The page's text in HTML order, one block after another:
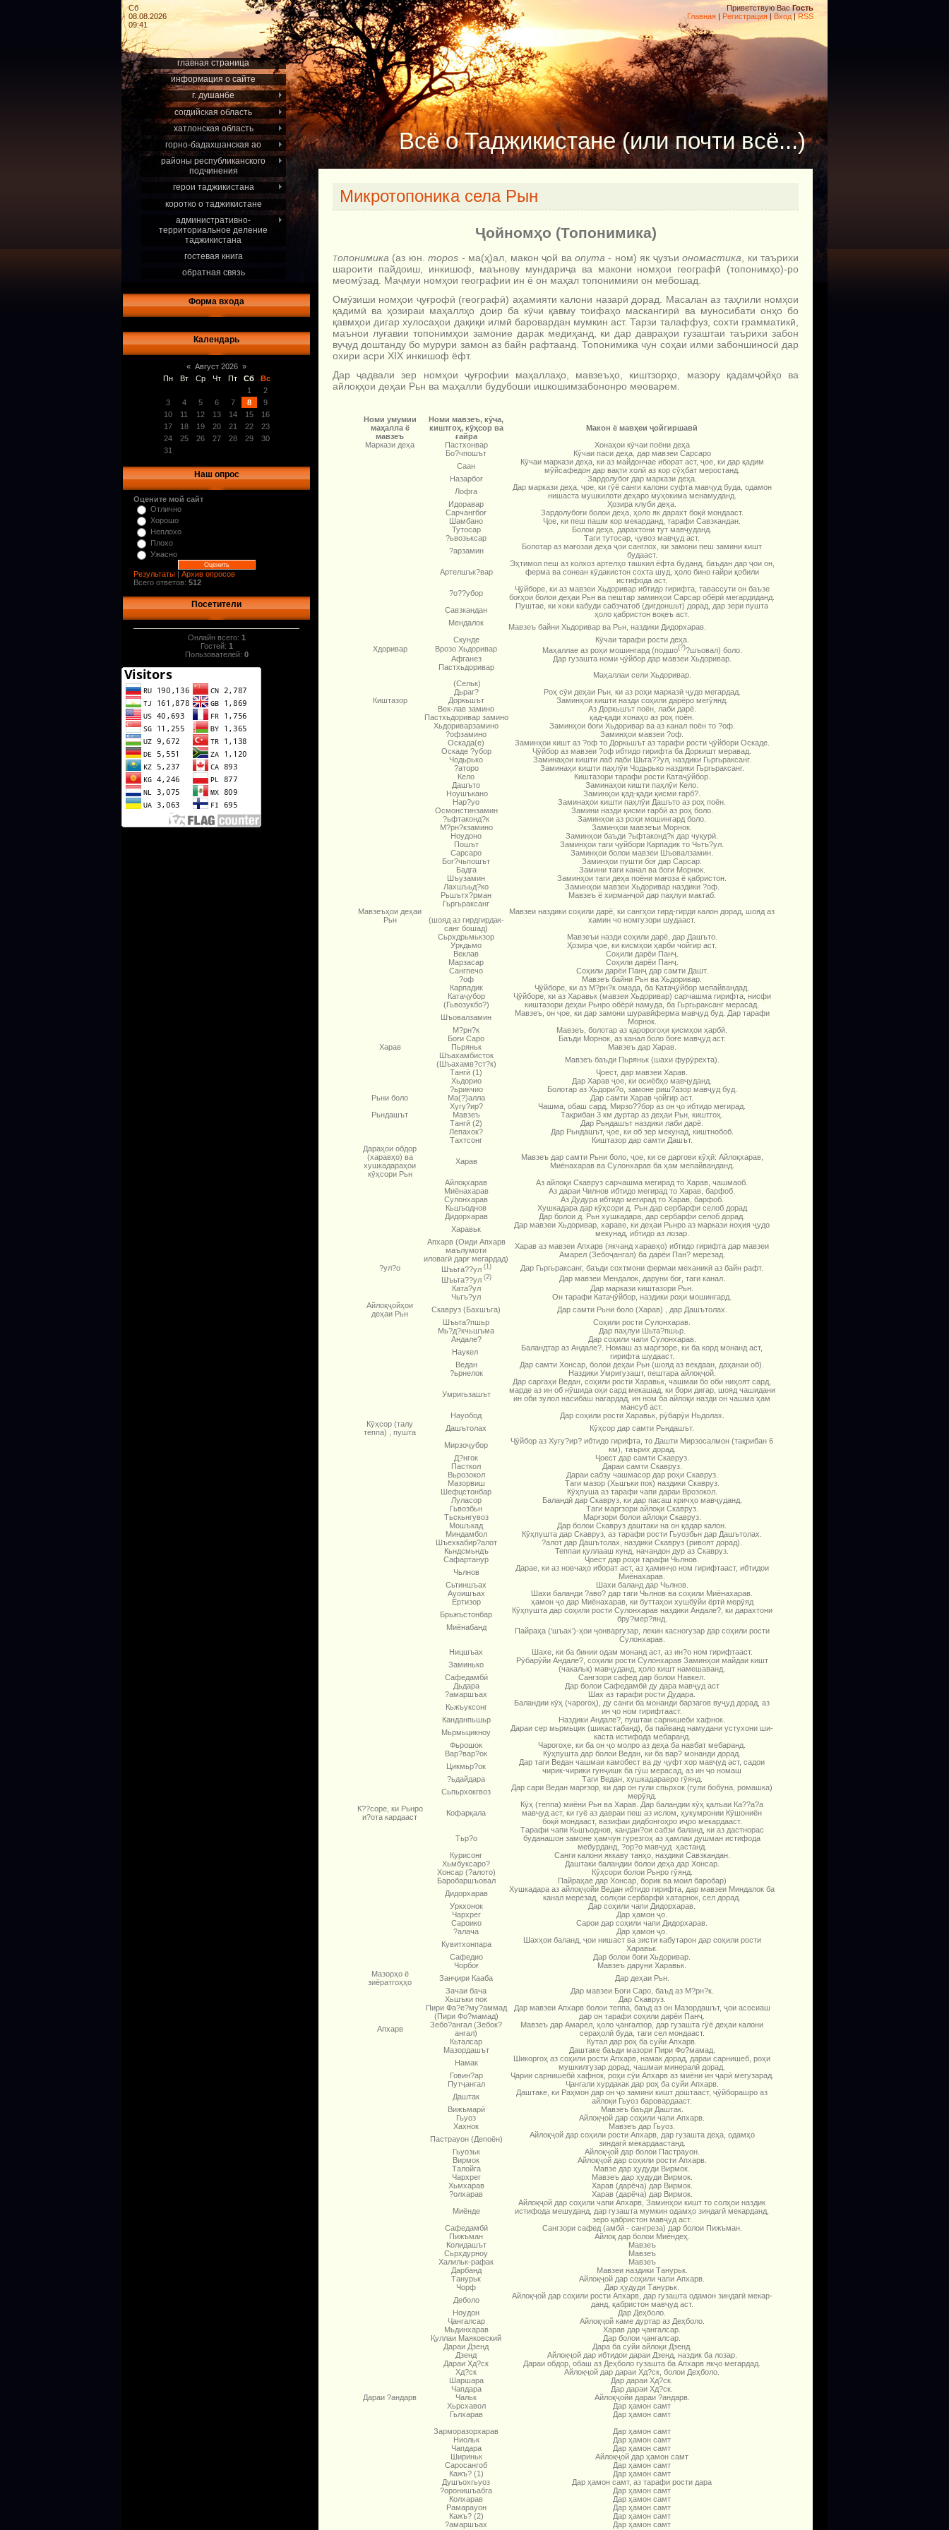
Сб
08.08.2026
09:41
Приветствую Вас Гость
Главная | Регистрация | Вход|RSS
главная страница
информация о сайте
г. душанбе
согдийская область
хатлонская область
горно-бадахшанская ао
районы республиканского
подчинения
герои таджикистана
коротко о таджикистане
административно-
территориальное деление
таджикистана
гостевая книга
обратная связь
Форма входа
Календарь
« Август 2026 »
Пн
Вт Ср Чт Пт Сб
Вс
1
2
3
4 5 6 7 8
9
10
11 12 13 14 15
16
17
18 19 20 21 22
23
24
25 26 27 28 29
30
31
Наш опрос
Оцените мой сайт
Отлично
Хорошо
Неплохо
Плохо
Ужасно
Результаты | Архив опросов
Всего ответов: 512
Посетители
Онлайн всего: 1
Гостей: 1
Пользователей: 0
Всё о Таджикистане (или почти всё...)
Микротопоника села Рын
Ҷойномҳо (Топонимика)
Топонимика (аз юн.тopos - ма(ҳ)ал, макон ҷой ва оnyma- ном) як ҷузъиономастика, ки таърихи
шароити пайдоиш, инкишоф, маънову мундариҷа ва макони номҳои географӣ (топонимҳо)-ро
меомӯзад. Маҷмуи номҳои географии ин ё он маҳал топонимияи он мебошад.
Омӯзиши номҳои ҷуғрофӣ (географӣ) аҳамияти калони назарӣ дорад. Масалан аз таҳлили номҳои
қадимӣ ва ҳозираи маҳаллҳо доир ба кӯчи қавму тоифаҳо маскангирӣ ва муносибати онҳо бо
қавмҳои дигар хулосаҳои дақиқи илмӣ баровардан мумкин аст. Тарзи талаффуз, сохти грамматикӣ,
маънои луғавии топонимҳои замоние дарак медиҳанд, ки дар давраҳои гузаштаи таърихи забон
вуҷуд доштанду бо мурури замон аз байн рафтаанд. Топонимика чун соҳаи илми забоншиносӣ дар
охири асри ХIХ инкишоф ёфт.
Дар ҷадвали зер номҳои ҷуғрофии маҳаллаҳо, мавзеъҳо, киштзорҳо, мазору қадамҷойҳо ва
айлоқҳои деҳаи Рьн ва маҳалли будубоши ишкошимзабононро меоварем.
Номи умумии
маҳалла ё
мавзеъ
Номи мавзеъ, кӯча,
киштгоҳ, кӯҳсор ва
ғайра
Макон ё мавҳеи ҷойгиршавӣ
Маркази деҳа
Пастхонвар
Хонаҳои кӯчаи поёни деҳа
Бо?чпошът
Кӯчаи паси деҳа, дар мавзеи Сарсаро
Саан
Кӯчаи маркази деҳа, ки аз майдончае иборат аст, ҷое, ки дар қадим
мӯйсафе­дон дар вақти холӣ аз кор сӯҳбат меростанд.
Назарбоғ
Зардолубоғ дар маркази деҳа.
Лофга
Дар маркази деҳа, ҷое, ки гӯё санги кало­ни суфта мавҷуд буда, одамон
нишаста мушкилоти деҳаро муҳоки­ма менаму­данд.
Идоравар
Ҳозира клуби деҳа.
Сарчангбоғ
Зардолубоғи болои деҳа, ҳоло як дарахт боқӣ мондааст.
Шамбано
Ҷое, ки пеш пашм кор мекарданд, тарафи Савзкандан.
Тутосар
Болои деҳа, дарахтони тут мавҷуданд.
?ьвозьксар
Таги тутосар, ҷувоз мавҷуд аст.
?арзамин
Болотар аз мағозаи деҳа ҷои санглох, ки замони пеш замини кишт
будааст.
Артелшък?вар
Эҳтимол пеш аз колхоз артелҳо ташкил ёфта буданд, баъдан дар ҷои он,
ферма ва сонеан кӯдак­истон сохта шуд, ҳоло бино ғайри қобили
истифода аст.
?о??убор
Ҷӯйборе, ки аз мавзеи Хьдоривар ибтидо гирифта, тавассути он баъзе
боғҳои болои деҳаи Рьн ва пештар заминҳои Сарсар обёрӣ мегарди­данд.
Савзкандан
Пуштае, ки хоки кабуди сабзчатоб (дигдон­шьт) дорад, дар зери пушта
ҳоло қабристон воқеъ аст.
Мендалок
Мавзеъ байни Хьдоривар ва Рьн, наздики Дидорхарав.
Скунде
Кӯчаи тарафи рости деҳа.
Хдоривар
Врозо Хьдоривар Маҳаллае аз роҳи мошингард (под­шо(?)?шъовал) боло.
Афганез
Дар гузашта номи ҷӯйбор дар мавзеи Хьдоривар.
Пастхьдоривар
(Сельк)
Маҳаллаи сели Хьдоривар.
Дьраг?
Роҳ сӯи деҳаи Рьн, ки аз роҳи мар­казӣ ҷудо мегардад.
Киштазор
Доркьшът
Заминҳои кишти назди соҳили дарёро мегӯянд.
Век-лав замино
Аз Доркьшът поён, лаби дарё.
Пастхьдоривар замино
қад-қади хонаҳо аз роҳ поён.
Хьдориварзамино
Заминҳои боғи Хьдоривар ва аз канал поён то ?оф.
?офзамино
Заминҳои мавзеи ?оф.
Оскада(е)
Заминҳои кишт аз ?оф то Доркьшът аз тарафи рости ҷӯйбори Оскаде.
Оскаде ?убор
Ҷӯйбор аз мавзеи ?оф ибтидо ги­риф­та ба Доркишт меравад.
Чодьрько
Заминаҳои кишти лаб лаби Шьта?­?ул, наздики Гьргьраксанг.
?аторо
Заминаҳи кишти паҳлӯи Чодьрько наздики Гьргьраксанг.
Кело
Киштазори тарафи рости Ката­ҷӯй­бор.
Дашъто
Заминаҳои кишти паҳлӯи Кело.
Ноушъкано
Заминҳои қад-қади қисми ғарб?.
Нар?уо
Заминаҳои кишти паҳлӯи Дашъто аз роҳ поён.
Осмонстинзамин
Замини назди қисми ғарбӣ аз роҳ боло.
?ьфтаконд?к
Заминҳои аз роҳи мошингард боло.
М?рн?кзамино
Заминҳои мавзеъи Морнок.
Ноудоно
Заминҳои баъди ?ьфтаконд?к дар чуқурӣ.
Пошът
Заминҳои таги ҷуйбори Карпадик то Чьтъ?ул.
Сарсаро
Заминҳои болои мавзеи Шъовалзамин.
Бог?чьпошът
Заминҳои пушти боғ дар Сарсар.
Бадга
Замини таги канал ва боги Морнок.
Шъузамин
Заминҳои таги деҳа поёни мағоза ё қабристон.
Лахшъьд?ко
Заминҳои мавзеи Хьдоривар наздики ?оф.
Рьшътх?рман
Мавзеъ ё хирманҷой дар паҳлуи мактаб.
Мавзеъҳои деҳаи
Рьн
Гьргьраксанг
(шояд аз гирд­­гирдак­
санг бошад)
Мавзеи наздики соҳили дарё, ки сангҳои гирд-гирди калон дорад, шояд аз
хамин чо номгузори шудааст.
Сьрхдрьмькзор
Мавзеъи назди соҳили дарё, дар Дашъто.
Уркдьмо
Ҳозира ҷое, ки кисмҳои ҳарби чойгир аст.
Веклав
Соҳили дарёи Панҷ.
Марзасар
Соҳили дарёи Панҷ.
Сангпечо
Соҳили дарёи Панҷ дар самти Дашт.
?оф
Мавзеъ байни Рьн ва Хьдоривар.
Карпадик
Ҷӯйборе, ки аз М?рн?к омада, ба Катаҷӯйбор мепайвандад.
Катаҷубор
(Гьвозукбо?)
Ҷӯйборе, ки аз Харавьк (мавзеи Хьдоривар) сарчашма гирифта, нисфи
киштазори деҳаи Рьнро обёрӣ намуда, ба Гьргьраксанг мерасад.
Шъовалзамин
Мавзеъ, он ҷое, ки дар замони шуравӣферма мавҷуд буд. Дар тарафи
Морнок.
М?рн?к
Мавзеъ, болотар аз қаророгоҳи қисмҳои ҳарбӣ.
Боғи Cаро
Баъди Морнок, аз канал боло боғе мавҷуд аст.
Харав
Пьряньк
Мавзеъ дар Харав.
Шъахамбисток
(Шъахамв?ст?к)
Мавзеъ баъди Пьряньк (шахи фурӯрехта).
Тангӣ (1)
Ҷоест, дар мавзеи Харав.
Хьдорио
Дар Харав ҷое, ки осиёбҳо мавҷуданд.
?ьрикчио
Болотар аз Хьдори?о, замоне риш?а­зор мавҷуд буд.
Рьни боло
Ма(?)алла
Дар самти Харав ҷойгир аст.
Хугу?ир?
Чашма, обаш сард, Мирзо??бор аз он ҷо ибтидо мегирад.
Рьндашът
Мавзеъ
Тақрибан 3 км дуртар аз деҳаи Рьн, киштгоҳ.
Тангӣ (2)
Дар Рьндашът наздики лаби дарё.
Лепахок?
Дар Рьндашът, ҷое, ки об зер мекунад, киштнобоб.
Тахтсонг
Киштазор дар самти Дашът.
Дараҳои обдор
(харавҳо) ва
хушка­дараҳои
кӯҳсори Рьн
Харав
Мавзеъ дар самти Рьни боло, ҷое, ки се даргови кӯҳӣ: Айлоқхарав,
Миёнахарав ва Сулонхарав ба ҳам мепайванданд.
Айлоқхарав
Аз айлоқи Скавруз сарчашма мегирад то Харав, чашмаоб.
Миёнахарав
Аз дараи Чилнов ибтидо мегирад то Харав, барфоб.
Сулонхарав
Аз Дудура ибтидо мегирад то Харав, барфоб.
Кьшъоднов
Хушкадара дар кӯҳсори д. Рьн дар сербарфи селоб дорад
Дидорхарав
Дар болои д. Рьн хушкадара, дар сербарфи селоб дорад.
Харавьк
Дар мавзеи Хьдоривар, хараве, ки деҳаи Рьнро аз маркази ноҳия ҷудо
мекунад, ибтидо аз лозар.
Апхарв (Оиди Апхарв
маълу­моти
иловагӣ дарғ мегардад)
Харав аз мавзеи Апхарв (якчанд харавҳо) ибтидо гирифта дар мавзеи
Амарел (Зебоҷангал) ба дарёи Пан? мерезад.
?ул?о
Шъьта??ул (1)
Дар Гьргьраксанг, баъди сохтмони фермаи механикӣ аз байн рафт.
Шъьта??ул (2)
Дар мавзеи Мендалок, даруни боғ, таги канал.
Ката?ул
Дар маркази киштазори Рьн.
Чьтъ?ул
Он тарафи Катаҷӯйбор, наздики роҳи мошингард.
Айлоқҷойҳои
деҳаи Рьн
Скавруз (Бахшъга)
Дар самти Рьни боло (Харав) , дар Дашътолах.
Шъьта?пшьр
Соҳили рости Сулонхарав.
Мь?д?кчьшъма
Дар паҳлуи Шьта?пшьр.
Андале?
Дар соҳили чапи Сулонхарав.
Наукел
Баландтар аз Андале?. Номаш аз марғзоре, ки ба корд монанд аст,
гирифта шудааст.
Ведан
Дар самти Хонсар, болои деҳаи Рьн (шояд аз векдаан, даҳанаи об).
?ьрнелок
Наздики Умригузашт, пештара айлоқҷой.
Умригьзашът
Дар саргаҳи Ведан, соҳили рости Харавьк, чашмаи бо оби ниҳоят сард,
марде аз ин об нӯшида оҳи сард мекашад, ки бори дигар, шояд чашидани
ин оби зулол насибаш нагардад, ин ном ба айлоқи назди он чашма ҳам
мансуб аст.
Науобод
Дар соҳили рости Харавьк, рӯбарӯи Ньдолах.
Кӯҳсор (талу
теппа) , пушта
Дашътолах
Кӯҳсор дар самти Рьндашът.
Мирзоҷубор
Ҷӯйбор аз Хугу?ир? ибтидо гирифта, то Дашти Мирзосалмон (тақрибан 6
км), таърих дорад.
Д?нгок
Ҷоест дар самти Скавруз.
Пасткол
Дараи самти Скавруз.
Вьрозокол
Дараи сабзу чашмасор дар роҳи Скавруз.
Мазорвиш
Таги мазор (Хьшъки пок) наздики Скавруз.
Шефцстонбар
Кӯҳпуша аз тарафи чапи дараи Врозокол.
Луласор
Баландӣ дар Скавруз, ки дар пасаш кричҳо мавҷуданд.
Гьвозбьн
Таги марғзори айлоқи Скавруз.
Тьскьнгувоз
Марғзори болои айлоқи Скавруз.
Мошъкад
Дар болои Скавруз даштаки на он қадар калон.
Миндамбол
Кӯҳпушта дар Скавруз, аз тарафи рости Гьуозбьн дар Дашътолах.
Шъехкабир?алот
?алот дар Дашътолах, наздики Скавруз (ривоят дорад).
Кьндсмьндъ
Теппаи қуллааш кунд, начандон дур аз Скавруз.
Сафартанур
Ҷоест дар роҳи тарафи Чьлнов.
Чьлнов
Дарае, ки аз новчаҳо иборат аст, аз ҳаминҷо ном гирифтааст, ибтидои
Миёнахарав.
Сьтиншъах
Шахи баланд дар Чьлнов.
Ауоишъах
Шахи баланди ?аво? дар таги Чьлнов ва соҳили Миёнахарав.
Ёртизор
ҳамон ҷо дар Миёнахарав, ки буттаҳои хушбӯйи ёртӣ мерӯяд
Брьжъстонбар
Кӯҳпушта дар соҳили рости Сулонхарав наздики Андале?, ки дарахтони
бру?мер?янд.
Миёнабанд
Пайраҳа (‘шъах’)-ҳои ҷонваргузар, лекин касногузар дар соҳили рости
Сулонхарав.
Ницшъах
Шахе, ки ба бинии одам монанд аст, аз ин?о ном гирифтааст.
Заминько
Рӯбарӯйи Андале?, соҳили рости Сулонхарав Заминҳои майдаи кишт
(чакальк) мавҷуданд, ҳоло кишт намеша­ванд.
Сафедамбӣ
Сангзори сафед дар болои Навкел.
Дьдара
Дар болои Сафедамбӣ ду дара мавҷуд аст
?амаршъах
Шах аз тарафи рости Дудара.
Кьжъуксонг
Баландии кӯҳ (чарогоҳ), ду санги ба монанди барзагов вуҷуд дорад, аз
ин ҷо ном гирифтааст.
Канданпьшьр
Наздики Андале?, пуштаи сарни­шеби хафнок.
Мьрмьцикноу
Дараи сер мьрмьцик (шикастабанд), ба пайванд намудани устухони ши­
кас­та истифода мебаранд.
Фьрошок
Чарогоҳе, ки ба он ҷо молро аз деҳа ба навбат мебаранд.
Вар?вар?ок
Кӯҳпушта дар болои Ведан, ки ба вар? монанди дорад.
Цикмьр?ок
Дар таги Ведан чашмаи камобест ва ду ҷуфт хор мавҷуд аст, садои
чирик-чирики гунҷишк ба гӯш мерасад, аз ин ҷо номаш
?ьдайдара
Таги Ведан, хушкадараеро гӯянд.
Сьпьрхокгвоз
Дар сари Ведан марғзор, ки дар он гули спьрхок (гули бобуна, ромашка)
мерӯяд.
К??соре, ки Рьнро
и?ота кардааст
Кофарқала
Кӯҳ (теппа) миёни Рьн ва Харав. Дар баландии кӯҳ қалъаи Ка??а?а
мавҷуд аст, ки гуё аз давраи пеш аз ислом, ҳукумронии Кӯшониён
боқӣ монда­аст, вазифаи дидбонгоҳро иҷро мекардааст.
Тьр?о
Тарафи чапи Кьшъоднов, кандан?ои сабзи баланд, ки аз дастнорас
буданашон замоне ҳамчун гурезгоҳ аз ҳамлаи душман истифода
мебурданд, ?ор?о мавҷуд ҳастанд.
Курисонг
Санги калони яккаву танҳо, наздики Савзкандан.
Хьмбуксаро?
Даштаки баландии болои деҳа дар Хонсар.
Хонсар (?алото)
Кӯҳсори болои Рьнро гӯянд.
Баробаршъовал
Пайраҳае дар Хонсар, борик ва моил баробар)
Дидорхарав
Хушкадара аз айлоқҷойи Ведан ибтидо гирифта, дар мавзеи Миндалок ба
канал мерезад, солҳои сербарфӣ хатарнок, сел дорад.
Уркхонок
Дар соҳили чапи Дидорхарав.
Чархрег
Дар ҳамон ҷо.
Сароико
Сарои дар соҳили чапи Дидорхарав.
?алача
Дар ҳамон ҷо.
Кувитхонпара
Шахҳои баланд, ҷои нишаст ва зисти кабутарон дар соҳили рости
Харавьк.
Сафедио
Дар болои боғи Хьдоривар.
Чорбоғ
Мавзеъ даруни Харавьк.
Мазорҳо ё
зиёратгоҳҳо
Занҷири Кааба
Дар деҳаи Рьн.
Зачаи бача
Дар мавзеи Боғи Саро, баъд аз М?рн?к.
Хьшъки пок
Дар Скавруз.
Пири Фа?е?му?ам­­­мад
(Пири Фо?ма­мад)
Дар мавзеи Апхарв болои теппа, баъд аз он Мазордашът, ҷои асосиаш
дар он тарафи соҳили дарёи Панҷ.
Апхарв
Зебо?ангал (Зебок?
ангал)
Мавзеъ дар Амарел, ҳоло ҷангалзор, дар гузашта гӯё деҳаи калони
сераҳолӣ буда, таги сел мондааст.
Кьталсар
Кутал дар роҳ ба суйи Апхарв.
Мазордашът
Даштаке баъди мазори Пири Фо?мамад.
Намак
Шикоргоҳ аз соҳили рости Апхарв, намак дорад, дараи сарнишеб, роҳи
мушкил­гузар дорад, чашмаи мине­ралӣ дорад.
Говин?ар
Ҷарии сарнишебӣ хафнок, роҳи сӯи Апхарв аз миёни ин ҷарӣ мегузарад.
Путҷангал
Ҷангали хурдакак дар роҳ ба суйи Апхарв.
Даштак
Даштаке, ки Раҳмон дар он ҷо замини кишт доштааст, ҷӯйборашро аз
айлоқи Гьуоз баровардааст.
Вижъмарӣ
Мавзеъ баъди Даштак.
Гьуоз
Айлоқҷой дар соҳили чапи Апхарв.
Хахнок
Мавзеъ дар Гьуоз.
Пастрауон (Депоён)
Айлоқҷой дар соҳили рости Апхарв, дар гузашта деҳа, одамҳо
зиндагӣ мекарда­астанд.
Гьуозьк
Айлоқҷой дар болои Пастрауон.
Вирмок
Айлоқҷой дар соҳили рости Апхарв.
Талойга
Мавзе дар ҳудуди Вирмок.
Чархрег
Мавзеъ дар ҳудуди Вирмок.
Хьмхарав
Харав (дарёча) дар Вирмок.
?олхарав
Харав (дарёча) дар Вирмок.
Миёнде
Айлоқҷой дар соҳили чапи Апхарв, Заминҳои кишт то солҳои наздик
истифода мешуданд, дар гузашта мумкин одамҳо зиндагӣ мекарданд,
зеро қабристон мавҷуд аст.
Сафедамбӣ
Сангзори сафед (амбӣ - сангреза) дар болои Пижъман.
Пижъман
Айлоқ дар болои Миёндеҳ.
Колидашът
Мавзеъ
Сьрхдурноу
Мавзеъ
Халильк-рафак
Мавзеъ
Дарбанд
Мавзеи наздики Танурьк.
Танурьк
Айлоқҷой дар соҳили чапи Апхарв.
Чорф
Дар ҳудуди Танурьк.
Деболо
Айлоқҷой дар соҳили рости Апхарв, дар гузашта одамон зиндагӣ мекар­
данд, қабристон мавҷуд аст.
Ноудон
Дар Деҳболо.
Ҷангалсар
Айлоқҷой каме дуртар аз Деҳболо.
Мьдинхарав
Харав дар ҷангалсар.
Қуллаи Маяковский
Дар болои ҷангалсар.
Дараи Дзенд
Дара ба суйи айлоқи Дзенд.
Дзенд
Айлоқҷой дар ибтидои дараи Дзенд, наздик ба лозар.
Дараи Хд?ск
Дараи обдор, обаш аз Деҳболо гузашта ба Апхарв якҷо мегардад.
Хд?ск
Айлоқҷой дар дараи Хд?ск, болои Деҳболо.
Шаршара
Дар дараи Хд?ск.
Чапдара
Дар дараи Хд?ск.
Дараи ?андарв
Чальк
Айлоқҷойи дараи ?андарв.
Хьрсхавол
Дар ҳамон самт
Гьлхарав
Дар ҳамон самт
Зарморазорхарав
Дар ҳамон самт
Ниольк
Дар ҳамон самт
Чапдара
Дар ҳамон самт
Шириньк
Айлоқҷой дар ҳамон самт
Саросангоб
Дар ҳамон самт
Кажъ? (1)
Дар ҳамон самт
Душъохгьуоз
Дар ҳамон самт, аз тарафи рости дара
?оронишъабга
Дар ҳамон самт
Колхарав
Дар ҳамон самт
Рамарауон
Дар ҳамон самт
Кажъ? (2)
Дар ҳамон самт
?амаршъах
Дар ҳамон самт